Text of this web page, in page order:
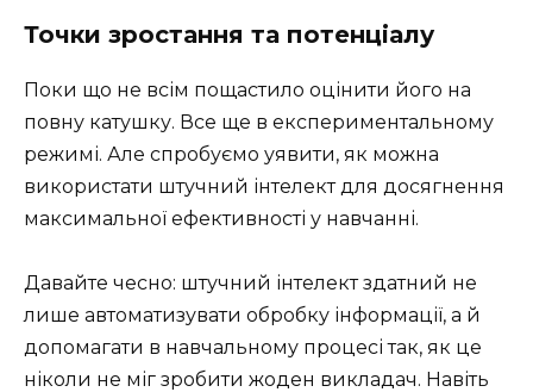
Точки зростання та потенціалу
Поки що не всім пощастило оцінити його на
повну катушку. Все ще в експериментальному
режимі. Але спробуємо уявити, як можна
використати штучний інтелект для досягнення
максимальної ефективності у навчанні.
Давайте чесно: штучний інтелект здатний не
лише автоматизувати обробку інформації, а й
допомагати в навчальному процесі так, як це
ніколи не міг зробити жоден викладач. Навіть